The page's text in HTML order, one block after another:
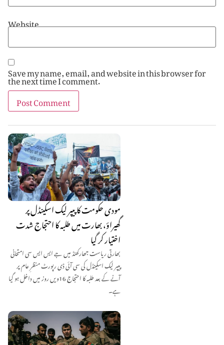
مودی حکومت کا پیپر لیک اسکینڈل پر
گھیراؤ، بھارت میں طلبہ کا احتجاج شدت
اختیار کر گیا
بھارتی ریاست جھارکھنڈ میں جے ایس ایس سی امتحانی
پیپر لیک اسکینڈل کی سی آئی ڈی رپورٹ منظرِ عام پر
آنے کے بعد طلبہ کا احتجاج 16ویں روز میں داخل ہو گیا
ہے۔
Website
Save my name, email, and website in this browser for
the next time I comment.